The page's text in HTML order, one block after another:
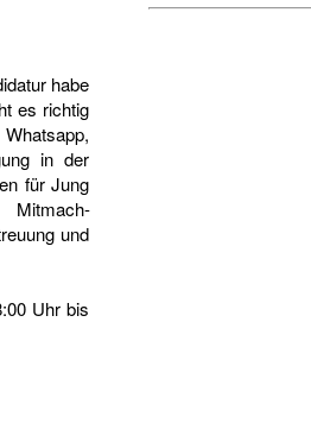
habe
es richtig
in der
fürJung
Mitmach-
und
Uhr bis